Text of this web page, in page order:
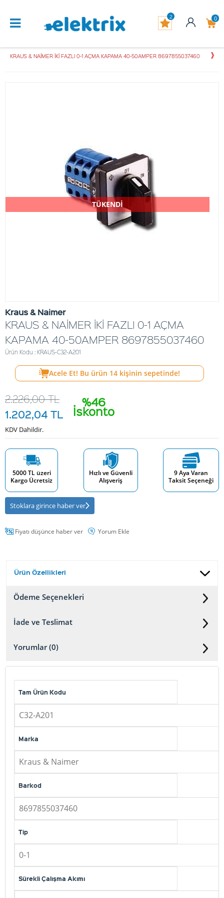
0
2
KRAUS & NAİMER İKİ FAZLI 0-1 AÇMA KAPAMA 40-50AMPER 8697855037460
TÜKENDİ
Kraus & Naimer
KRAUS & NAİMER İKİ FAZLI 0-1 AÇMA
KAPAMA 40-50AMPER 8697855037460
Ürün Kodu : KRAUS-C32-A201
Acele Et! Bu ürün 14 kişinin sepetinde!
%46
İskonto
2.226,00TL
1.202,04 TL
KDV Dahildir.
5000 TL üzeri
Kargo Ücretsiz
Hızlı ve Güvenli
Alışveriş
9 Aya Varan
Taksit Seçeneği
Stoklara girince haber ver
Fiyatı düşünce haber ver Yorum Ekle
Ürün Özellikleri
Ödeme Seçenekleri
İade ve Teslimat
Yorumlar (0)
Tam Ürün Kodu
C32-A201
Marka
Kraus & Naimer
Barkod
8697855037460
Tip
0-1
Sürekli Çalışma Akımı